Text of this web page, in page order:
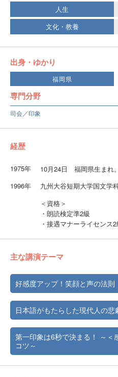
人生
文化・教養
出身・ゆかり
福岡県
専門分野
司会／印象
経歴
1975年
10月24日 福岡県生まれ。
1996年
九州大谷短期大学国文学
＜資格＞
・朗読検定準2級
・接遇マナーライセンス2
主な講演テーマ
好感度アップ！笑顔と声の法則
日本語がもたらした現代人の悲
第一印象は6秒で決まる！ ～＜
コツ～